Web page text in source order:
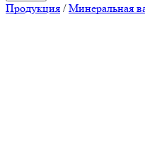
Продукция /Минеральная